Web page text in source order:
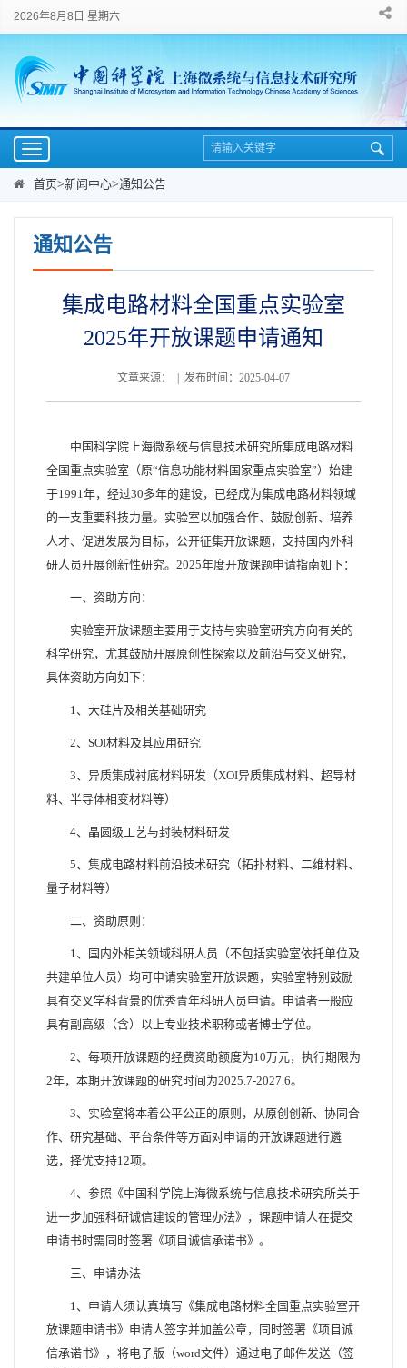
2026年8月8日 星期六
Toggle
navigation
首页>新闻中心>通知公告
通知公告
集成电路材料全国重点实验室
2025年开放课题申请通知
文章来源： | 发布时间：2025-04-07
中国科学院上海微系统与信息技术研究所集成电路材料
全国重点实验室（原“信息功能材料国家重点实验室”）始建
于1991年，经过30多年的建设，已经成为集成电路材料领域
的一支重要科技力量。实验室以加强合作、鼓励创新、培养
人才、促进发展为目标，公开征集开放课题，支持国内外科
研人员开展创新性研究。2025年度开放课题申请指南如下：
一、资助方向：
实验室开放课题主要用于支持与实验室研究方向有关的
科学研究，尤其鼓励开展原创性探索以及前沿与交叉研究，
具体资助方向如下：
1、大硅片及相关基础研究
2、SOI材料及其应用研究
3、异质集成衬底材料研发（XOI异质集成材料、超导材
料、半导体相变材料等）
4、晶圆级工艺与封装材料研发
5、集成电路材料前沿技术研究（拓扑材料、二维材料、
量子材料等）
二、资助原则：
1、国内外相关领域科研人员（不包括实验室依托单位及
共建单位人员）均可申请实验室开放课题，实验室特别鼓励
具有交叉学科背景的优秀青年科研人员申请。申请者一般应
具有副高级（含）以上专业技术职称或者博士学位。
2、每项开放课题的经费资助额度为10万元，执行期限为
2年，本期开放课题的研究时间为2025.7-2027.6。
3、实验室将本着公平公正的原则，从原创创新、协同合
作、研究基础、平台条件等方面对申请的开放课题进行遴
选，择优支持12项。
4、参照《中国科学院上海微系统与信息技术研究所关于
进一步加强科研诚信建设的管理办法》，课题申请人在提交
申请书时需同时签署《项目诚信承诺书》。
三、申请办法
1、申请人须认真填写《集成电路材料全国重点实验室开
放课题申请书》申请人签字并加盖公章，同时签署《项目诚
信承诺书》，将电子版（word文件）通过电子邮件发送（签